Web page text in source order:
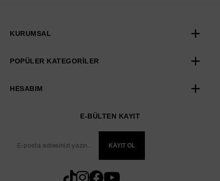
KURUMSAL
POPÜLER KATEGORİLER
HESABIM
E-BÜLTEN KAYIT
KAYIT OL